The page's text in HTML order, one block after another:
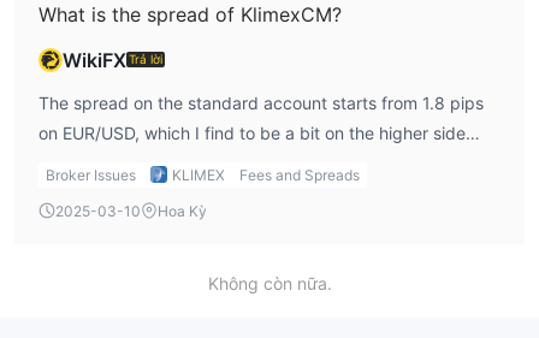
What is the spread of KlimexCM?
WikiFXTrả lời
The spread on the standard account starts from 1.8 pips
on EUR/USD, which I find to be a bit on the higher side
compared to some other brokers. However, if you're
be a better option, with spreads starting from 0.6 pips but
important when considering a Klimex review, as it may
Broker Issues KLIMEX
Fees and Spreads
2025-03-10
Hoa Kỳ
Không còn nữa.